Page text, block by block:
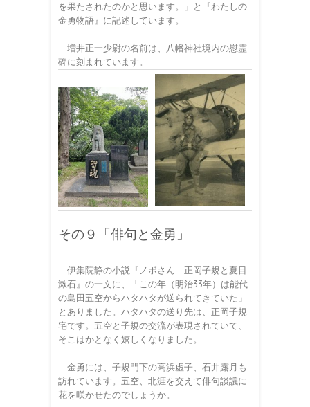
を果たされたのかと思います。」と『わたしの
金勇物語』に記述しています。
増井正一少尉の名前は、八幡神社境内の慰霊
碑に刻まれています。
その９「俳句と金勇」
伊集院静の小説『ノボさん 正岡子規と夏目
漱石』の一文に、「この年（明治33年）は能代
の島田五空からハタハタが送られてきていた」
とありました。ハタハタの送り先は、正岡子規
宅です。五空と子規の交流が表現されていて、
そこはかとなく嬉しくなりました。
金勇には、子規門下の高浜虚子、石井露月も
訪れています。五空、北涯を交えて俳句談議に
花を咲かせたのでしょうか。